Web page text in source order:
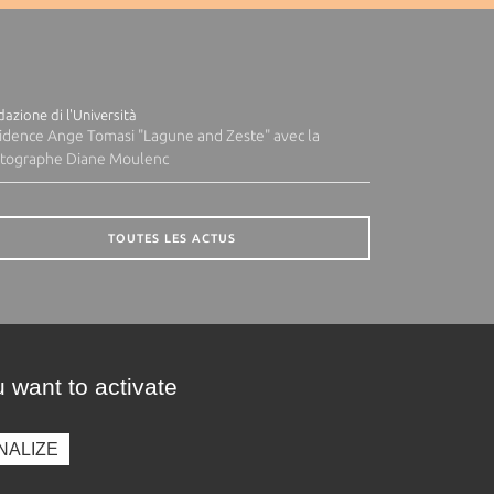
di l'Università
Ange Tomasi "Lagune and Zeste" avec la
Diane Moulenc
TOUTES LES ACTUS
want to activate